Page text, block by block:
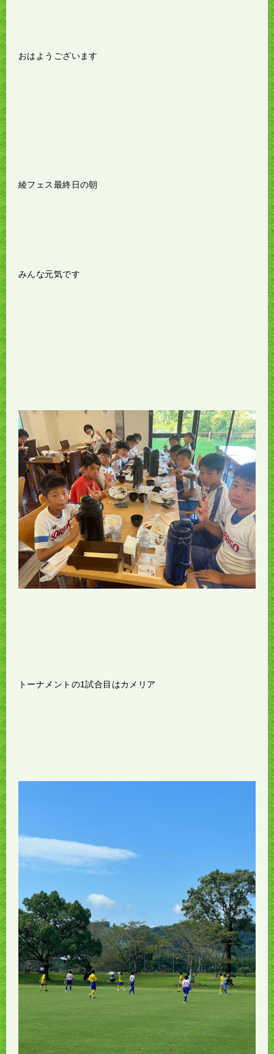
おはようございます
綾フェス最終日の朝
みんな元気です
トーナメントの1試合目はカメリア